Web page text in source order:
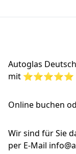
Autoglas
mit ⭐⭐⭐⭐⭐
Online buchen
Wir sind für Sie
per E-Mail